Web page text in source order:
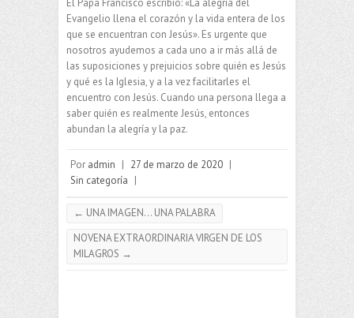
El Papa Francisco escribió: «La alegría del
Evangelio llena el corazón y la vida entera de los
que se encuentran con Jesús». Es urgente que
nosotros ayudemos a cada uno a ir más allá de
las suposiciones y prejuicios sobre quién es Jesús
y qué es la Iglesia, y a la vez facilitarles el
encuentro con Jesús. Cuando una persona llega a
saber quién es realmente Jesús, entonces
abundan la alegría y la paz.
Por admin | 27 de marzo de 2020 |
Sin categoría |
← UNA IMAGEN… UNA PALABRA
NOVENA EXTRAORDINARIA VIRGEN DE LOS
MILAGROS →